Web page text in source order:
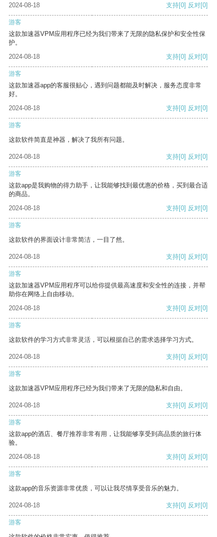
2024-08-18 支持[0] 反对[0]
游客
这款加速器VPM应用程序已经为我们带来了无限的隐私保护和安全性保
护。
2024-08-18
支持[0] 反对[0]
游客
这款加速器app的客服很贴心，遇到问题都能及时解决，服务态度非常
好。
2024-08-18
支持[0] 反对[0]
游客
这款软件简直是神器，解决了我所有问题。
2024-08-18 支持[0] 反对[0]
游客
这款app是我购物的得力助手，让我能够找到最优惠的价格，买到最合适
的商品。
2024-08-18
支持[0] 反对[0]
游客
这款软件的界面设计非常简洁，一目了然。
2024-08-18 支持[0] 反对[0]
游客
这款加速器VPM应用程序可以给你提供最高速度和安全性的连接，并帮
助你在网络上自由移动。
2024-08-18
支持[0] 反对[0]
游客
这款软件的学习方式非常灵活，可以根据自己的需求选择学习方式。
2024-08-18 支持[0] 反对[0]
游客
这款加速器VPM应用程序已经为我们带来了无限的隐私和自由。
2024-08-18 支持[0] 反对[0]
游客
这款app的酒店、餐厅推荐非常有用，让我能够享受到高品质的旅行体
验。
2024-08-18
支持[0] 反对[0]
游客
这款app的音乐资源非常优质，可以让我尽情享受音乐的魅力。
2024-08-18 支持[0] 反对[0]
游客